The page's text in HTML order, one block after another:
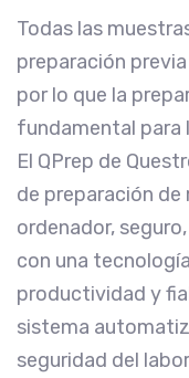
Todas las
preparación
por lo que la
fundamental para
El QPrep de
de preparación
ordenador,
con una
productividad y
sistema
seguridad del